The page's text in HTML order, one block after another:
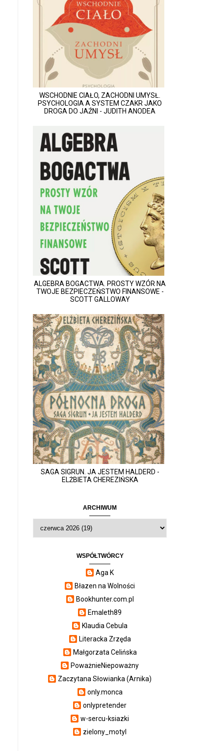
WSCHODNIE CIAŁO, ZACHODNI UMYSŁ.
PSYCHOLOGIA A SYSTEM CZAKR JAKO
DROGA DO JAŹNI - JUDITH ANODEA
ALGEBRA BOGACTWA. PROSTY WZÓR NA
TWOJE BEZPIECZEŃSTWO FINANSOWE -
SCOTT GALLOWAY
SAGA SIGRUN. JA JESTEM HALDERD -
ELŻBIETA CHEREZIŃSKA
ARCHIWUM
WSPÓŁTWÓRCY
Aga K
Błazen na Wolności
Bookhunter.com.pl
Emaleth89
Klaudia Cebula
Literacka Zrzęda
Małgorzata Celińska
PoważnieNiepoważny
Zaczytana Słowianka (Arnika)
only.monca
onlypretender
w-sercu-ksiazki
zielony_motyl